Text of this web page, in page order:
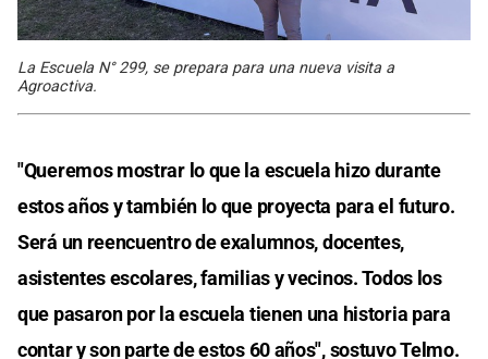
La Escuela N° 299, se prepara para una nueva visita a
Agroactiva.
"Queremos mostrar lo que la escuela hizo durante
estos años y también lo que proyecta para el futuro.
Será un reencuentro de exalumnos, docentes,
asistentes escolares, familias y vecinos. Todos los
que pasaron por la escuela tienen una historia para
contar y son parte de estos 60 años", sostuvo Telmo.